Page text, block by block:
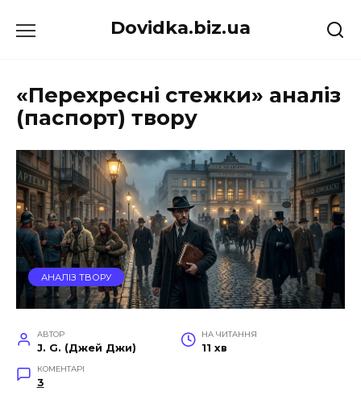
до
Dovidka.biz.ua
«Перехресні стежки» аналіз
(паспорт) твору
АНАЛІЗ ТВОРУ
АВТОР
J. G. (Джей Джи)
НА ЧИТАННЯ
11 хв
КОМЕНТАРІ
3